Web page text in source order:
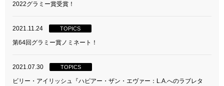
2022グラミー賞受賞！
2021.11.24 TOPICS
第64回グラミー賞ノミネート！
2021.07.30 TOPICS
ビリー・アイリッシュ『ハピアー・ザン・エヴァー：L.A.へのラブレタ